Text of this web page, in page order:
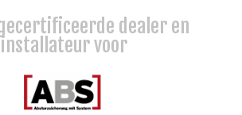
dealer en
installateur voor